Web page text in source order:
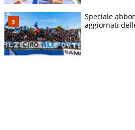
Speciale
aggiornati